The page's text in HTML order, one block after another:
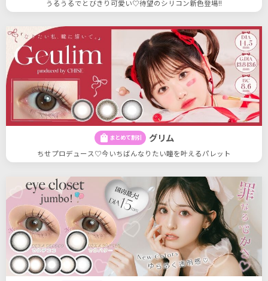
うるうるでとびきり可愛い♡待望のシリコン新色登場!!
shopping_bag まとめて割引 グリム
ちせプロデュース♡今いちばんなりたい瞳を叶えるパレット